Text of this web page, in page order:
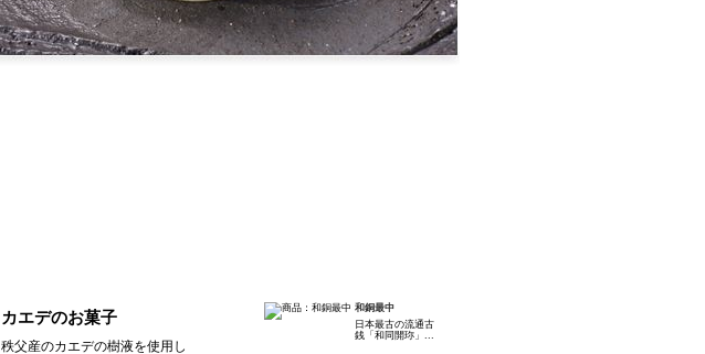
カエデのお菓子
秩父産のカエデの樹液を使用し
和銅最中
日本最古の流通古
銭「和同開珎」...